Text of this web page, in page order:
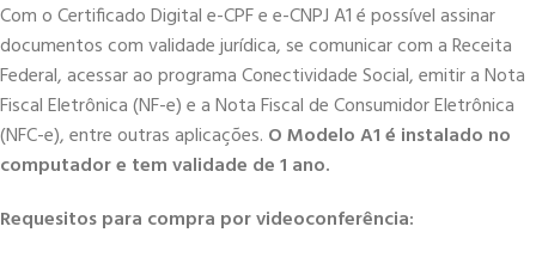
Com o Certificado Digital e-CPF e e-CNPJ A1 é possível assinar
documentos com validade jurídica, se comunicar com a Receita
Federal, acessar ao programa Conectividade Social, emitir a Nota
Fiscal Eletrônica (NF-e) e a Nota Fiscal de Consumidor Eletrônica
(NFC-e), entre outras aplicações. O Modelo A1 é instalado no
computador e tem validade de 1 ano.
Requesitos para compra por videoconferência: